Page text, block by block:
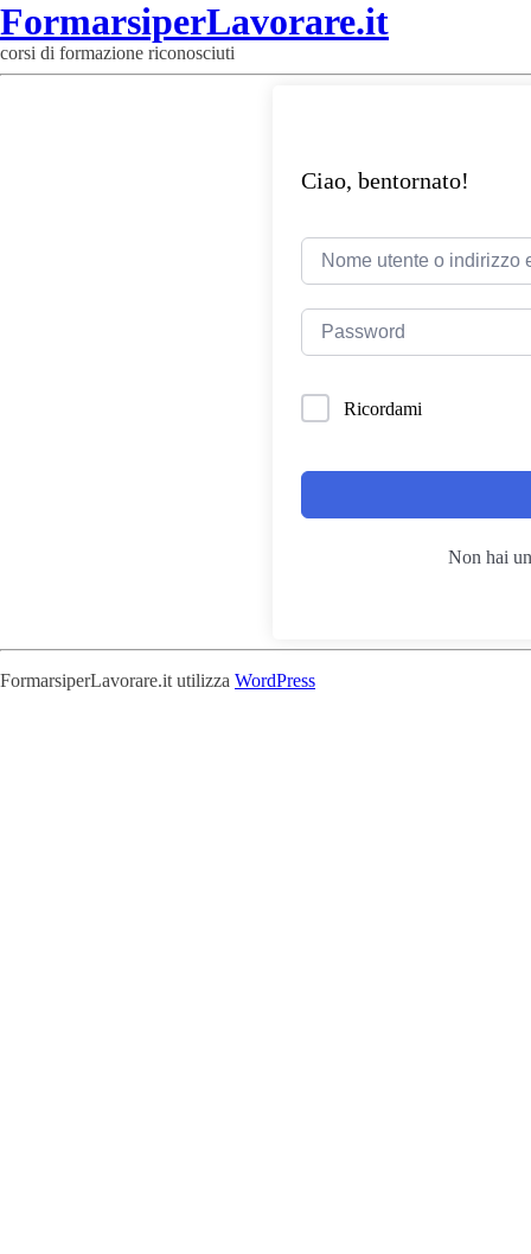
FormarsiperLavorare.it
corsi di formazione riconosciuti
Ciao, bentornato!
Ricordami
Non hai
FormarsiperLavorare.it utilizza WordPress